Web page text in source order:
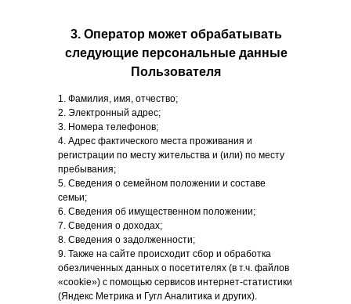
1. Фамилия, имя, отчество;
2. Электронный адрес;
3. Номера телефонов;
4. Адрес фактического места проживания и
регистрации по месту жительства и (или) по месту
пребывания;
5. Сведения о семейном положении и составе
семьи;
6. Сведения об имущественном положении;
7. Cведения о доходах;
8. Сведения о задолженности;
9. Также на сайте происходит сбор и обработка
обезличенных данных о посетителях (в т.ч. файлов
«cookie») с помощью сервисов интернет-статистики
(Яндекс Метрика и Гугл Аналитика и других).
3. Оператор может обрабатывать
следующие персональные данные
Пользователя